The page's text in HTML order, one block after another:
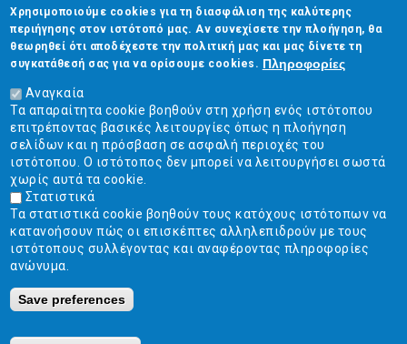
CAPTCHA
This
question is
for testing
whether or
not you are a
human visitor
and to
prevent
automated
spam
submissions.
5+2
Επικοινωνία
Στουρνάρη 17, Αθήνα 10683
2103304444
info@ekpizo.gr
www.ekpizo.gr
Δευ - Πεμ:10:00 πμ - 2:00 μμ
Σάβ - Κυρ: Κλειστά
Χρησιμοποιούμε cookies για τη διασφάλιση της καλύτερης
περιήγησης στον ιστότοπό μας. Αν συνεχίσετε την πλοήγηση, θα
θεωρηθεί ότι αποδέχεστε την πολιτική μας και μας δίνετε τη
συγκατάθεσή σας για να ορίσουμε cookies. Πληροφορίες
Αναγκαία
Τα απαραίτητα cookie βοηθούν στη χρήση ενός ιστότοπου
επιτρέποντας βασικές λειτουργίες όπως η πλοήγηση
σελίδων και η πρόσβαση σε ασφαλή περιοχές του
ιστότοπου. Ο ιστότοπος δεν μπορεί να λειτουργήσει σωστά
χωρίς αυτά τα cookie.
Στατιστικά
Τα στατιστικά cookie βοηθούν τους κατόχους ιστότοπων να
κατανοήσουν πώς οι επισκέπτες αλληλεπιδρούν με τους
ιστότοπους συλλέγοντας και αναφέροντας πληροφορίες
ανώνυμα.
Save preferences